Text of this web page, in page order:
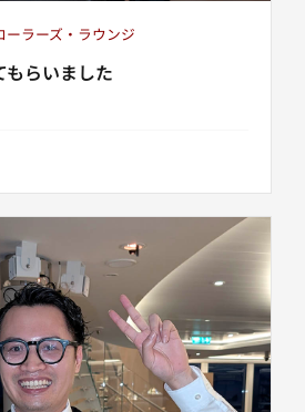
ーラーズ・ラウンジ
もらいました